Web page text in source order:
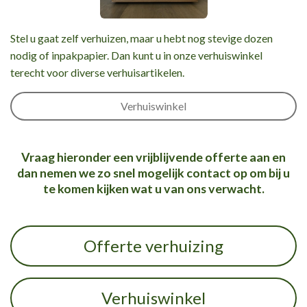
Stel u gaat zelf verhuizen, maar u hebt nog stevige dozen
nodig of inpakpapier. Dan kunt u in onze verhuiswinkel
terecht voor diverse verhuisartikelen.
Verhuiswinkel
Vraag hieronder een vrijblijvende offerte aan en
dan nemen we zo snel mogelijk contact op om bij u
te komen kijken wat u van ons verwacht.
Offerte verhuizing
Verhuiswinkel